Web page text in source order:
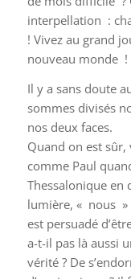
interpellation :
! Vivez au grand
nouveau monde !
Il y a sans doute
sommes divisés
nos deux faces.
Quand on est sûr,
comme Paul
Thessalonique
lumière, « nous
est persuadé
a-t-il pas là aussi
vérité ? De